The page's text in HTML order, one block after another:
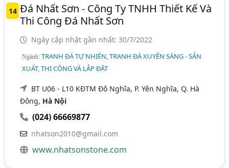
14 Đá Nhất Sơn - Công Ty TNHH Thiết Kế Và
Thi Công Đá Nhất Sơn
Ngày cập nhật gần nhất: 30/7/2022
Ngành:TRANH ĐÁ TỰ NHIÊN, TRANH ĐÁ XUYÊN SÁNG - SẢN
XUẤT, THI CÔNG VÀ LẮP ĐẶT
BT U06 - L10 KĐTM Đô Nghĩa, P. Yên Nghĩa, Q. Hà
Đông, Hà Nội
(024) 66669877
nhatson2010@gmail.com
www.nhatsonstone.com